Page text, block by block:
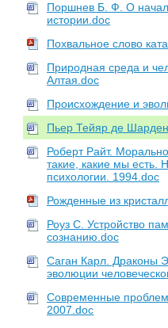
Поршнев Б. Ф. О
истории.doc
Похвальное слово
Природная среда и
Алтая.doc
Происхождение и
Пьер Тейяр де
Роберт Райт.
такие, какие мы есть.
психологии. 1994.doc
Рожденные из
Роуз С. Устройство
сознанию.doc
Саган Карл. Драконы
эволюции
Современные
2007.doc